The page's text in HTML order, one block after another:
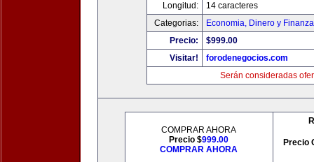
Longitud:
14 caracteres
Categorias:
Economia, Dinero y
Precio:
$999.00
Visitar!
forodenegocios.com
Serán consideradas
COMPRAR AHORA
Precio $999.00
COMPRAR AHORA
Precio